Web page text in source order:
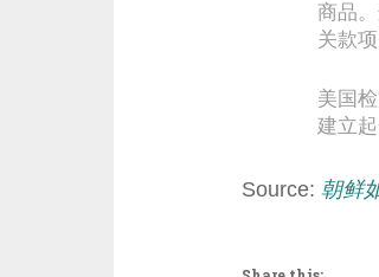
商品
关款项
美国
建立
Source: 朝鲜